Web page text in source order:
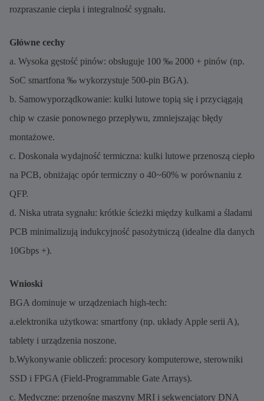
rozpraszanie ciepła i integralność sygnału.
Główne cechy
a. Wysoka gęstość pinów: obsługuje 100 ‰ 2000 + pinów (np.
SoC smartfona ‰ wykorzystuje 500-pin BGA).
b. Samowyporządkowanie: kulki lutowe topią się i przyciągają
chip w czasie ponownego przepływu, zmniejszając błędy
montażowe.
c. Doskonała wydajność termiczna: kulki lutowe przenoszą ciepło
na PCB, obniżając opór termiczny o 40~60% w porównaniu z
QFP.
d. Niska utrata sygnału: krótkie ścieżki między kulkami a śladami
PCB minimalizują indukcyjność pasożytniczą (idealne dla danych
10Gbps +).
Wnioski
BGA dominuje w urządzeniach high-tech:
a.elektronika użytkowa: smartfony (np. układy Apple serii A),
tablety i urządzenia noszone.
b.Wykonywanie obliczeń: procesory komputerowe, sterowniki
SSD i FPGA (Field-Programmable Gate Arrays).
c. Medyczne: przenośne maszyny MRI i sekwencjatory DNA